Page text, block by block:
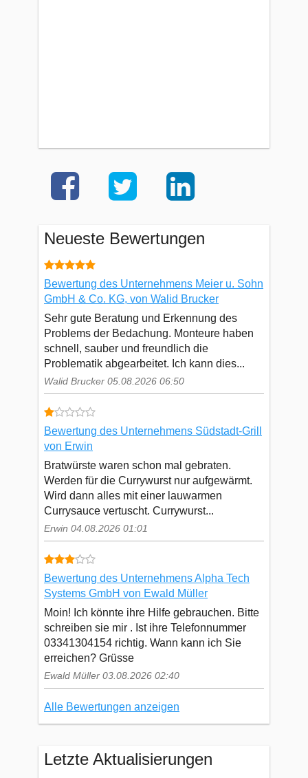
Neueste Bewertungen
Bewertung des Unternehmens Meier u. Sohn
GmbH & Co. KG, von Walid Brucker
Sehr gute Beratung und Erkennung des
Problems der Bedachung. Monteure haben
schnell, sauber und freundlich die
Problematik abgearbeitet. Ich kann dies...
Walid Brucker 05.08.2026 06:50
Bewertung des Unternehmens Südstadt-Grill
von Erwin
Bratwürste waren schon mal gebraten.
Werden für die Currywurst nur aufgewärmt.
Wird dann alles mit einer lauwarmen
Currysauce vertuscht. Currywurst...
Erwin 04.08.2026 01:01
Bewertung des Unternehmens Alpha Tech
Systems GmbH von Ewald Müller
Moin! Ich könnte ihre Hilfe gebrauchen. Bitte
schreiben sie mir . Ist ihre Telefonnummer
03341304154 richtig. Wann kann ich Sie
erreichen? Grüsse
Ewald Müller 03.08.2026 02:40
Alle Bewertungen anzeigen
Letzte Aktualisierungen